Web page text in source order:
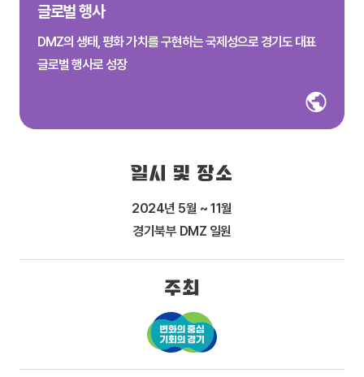
글로벌 행사
DMZ의 생태, 평화 가치를 구현하는 국제성으로 경기도 대표
글로벌 행사로 성장
일시 및 장소
2024년 5월 ~ 11월
경기북부 DMZ 일원
주최